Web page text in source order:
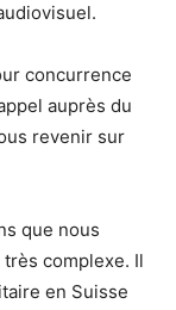
concurrence
auprès du
revenir sur
que nous
très complexe. Il
en Suisse